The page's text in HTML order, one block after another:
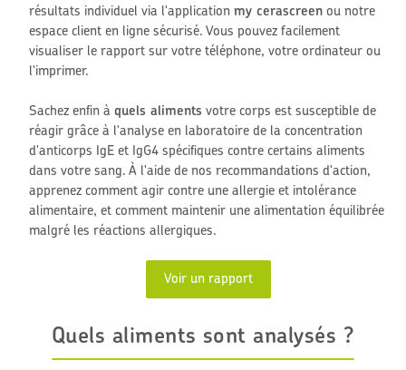
résultats individuel via l'applicationmy cerascreen ou notre
espace client en ligne sécurisé. Vous pouvez facilement
visualiser le rapport sur votre téléphone, votre ordinateur ou
l'imprimer.
Sachez enfin àquels aliments votre corps est susceptible de
réagir grâce à l'analyse en laboratoire de la concentration
d'anticorps IgE et IgG4 spécifiques contre certains aliments
dans votre sang. À l'aide de nos recommandations d'action,
apprenez comment agir contre une allergie et intolérance
alimentaire, et comment maintenir une alimentation équilibrée
malgré les réactions allergiques.
Voir un rapport
Quels aliments sont analysés ?